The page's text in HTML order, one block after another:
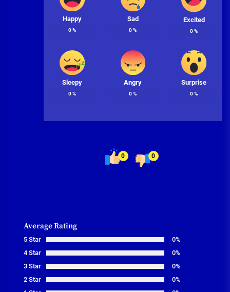
Happy
0%
Sad
0%
Excited
0%
Sleepy
0%
Angry
0%
Surprise
0%
0 0
Average Rating
5 Star
0%
4 Star
0%
3 Star
0%
2 Star
0%